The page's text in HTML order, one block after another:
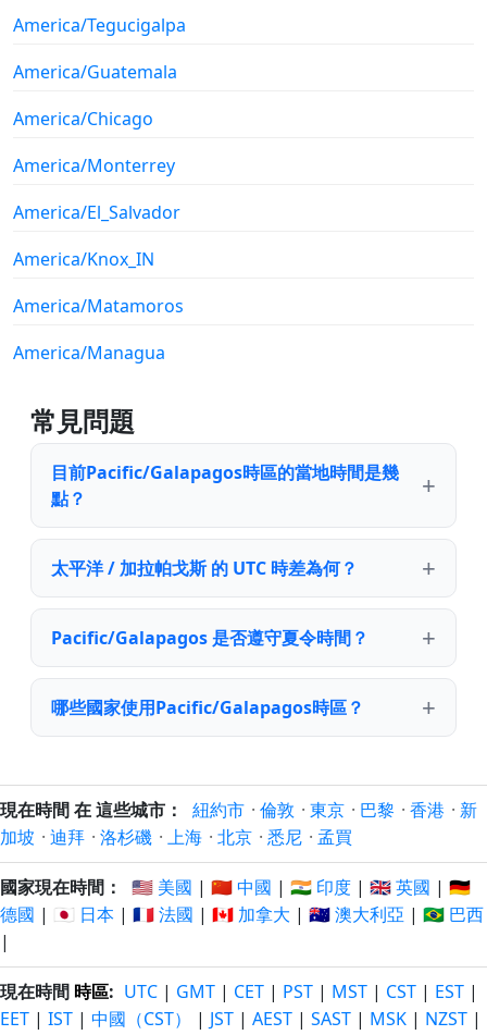
America/Tegucigalpa
America/Guatemala
America/Chicago
America/Monterrey
America/El_Salvador
America/Knox_IN
America/Matamoros
America/Managua
常見問題
目前Pacific/Galapagos時區的當地時間是幾
點？
太平洋 / 加拉帕戈斯 的 UTC 時差為何？
Pacific/Galapagos 是否遵守夏令時間？
哪些國家使用Pacific/Galapagos時區？
現在時間 在 這些城市： 紐約市 · 倫敦 · 東京 · 巴黎 · 香港 · 新
加坡 · 迪拜 · 洛杉磯 · 上海 · 北京 · 悉尼 · 孟買
國家現在時間： 🇺🇸 美國 | 🇨🇳 中國 | 🇮🇳 印度 | 🇬🇧 英國 | 🇩🇪
德國 | 🇯🇵 日本 | 🇫🇷 法國 | 🇨🇦 加拿大 | 🇦🇺 澳大利亞 | 🇧🇷 巴西
|
現在時間 時區: UTC | GMT | CET | PST | MST | CST | EST |
EET | IST | 中國（CST） | JST | AEST | SAST | MSK | NZST |